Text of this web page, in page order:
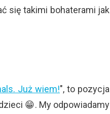
się takimi bohaterami jak
Już wiem!", to pozycja
😁. My odpowiadamy